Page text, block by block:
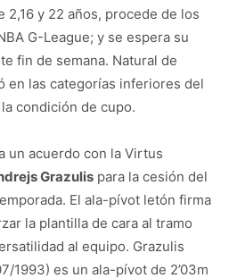
2,16 y 22 años, procede de los
G-League; y se espera su
fin de semana. Natural de
en las categorías inferiores del
condición de cupo.
un acuerdo con la Virtus
Grazulis para la cesión del
El ala-pívot letón firma
la plantilla de cara al tramo
al equipo. Grazulis
1993) es un ala-pívot de 2’03m